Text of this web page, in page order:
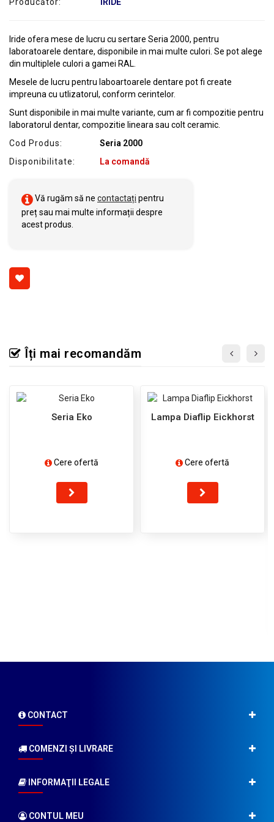
Producător: IRIDE
Iride ofera mese de lucru cu sertare Seria 2000, pentru
laboratoarele dentare, disponibile in mai multe culori. Se pot alege
din multiplele culori a gamei RAL.
Mesele de lucru pentru laboartoarele dentare pot fi create
impreuna cu utlizatorul, conform cerintelor.
Sunt disponibile in mai multe variante, cum ar fi compozitie pentru
laboratorul dentar, compozitie lineara sau colt ceramic.
Cod Produs:
Seria 2000
Disponibilitate:
La comandă
Vă rugăm să ne contactați pentru
preț sau mai multe informații despre
acest produs.
Îți mai recomandăm
Seria Eko
Cere ofertă
Lampa Diaflip Eickhorst
Cere ofertă
CONTACT
COMENZI ŞI LIVRARE
INFORMAŢII LEGALE
CONTUL MEU